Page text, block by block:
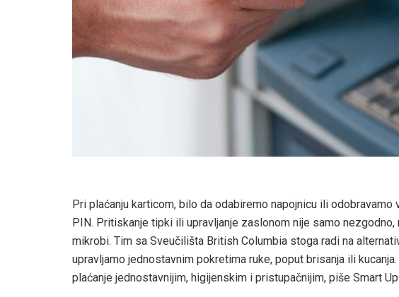
Pri plaćanju karticom, bilo da odabiremo napojnicu ili
PIN. Pritiskanje tipki ili upravljanje zaslonom nije samo
mikrobi. Tim sa Sveučilišta British Columbia stoga radi na
upravljamo jednostavnim pokretima ruke, poput brisanja ili
plaćanje jednostavnijim, higijenskim i pristupačnijim, piše Smart